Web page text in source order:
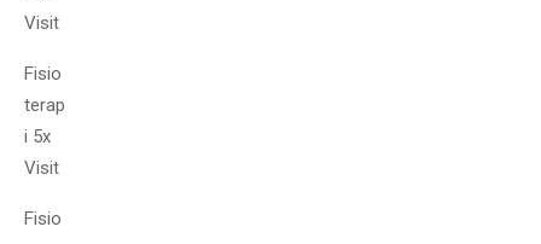
Visit
Fisio
terap
i 5x
Visit
Fisio